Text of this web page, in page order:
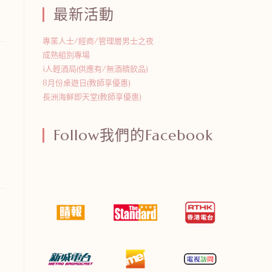
最新活動
專業人士/經商/管理層男士之夜
成熟組別專場
i人輕酒局(供應有/無酒精飲品)
8月份桌遊日(教師享優惠)
長洲海鮮即天堂(教師享優惠)
Follow我們的Facebook